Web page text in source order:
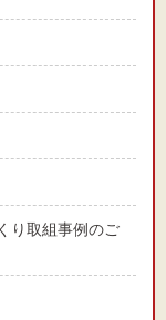
り取組事例のご